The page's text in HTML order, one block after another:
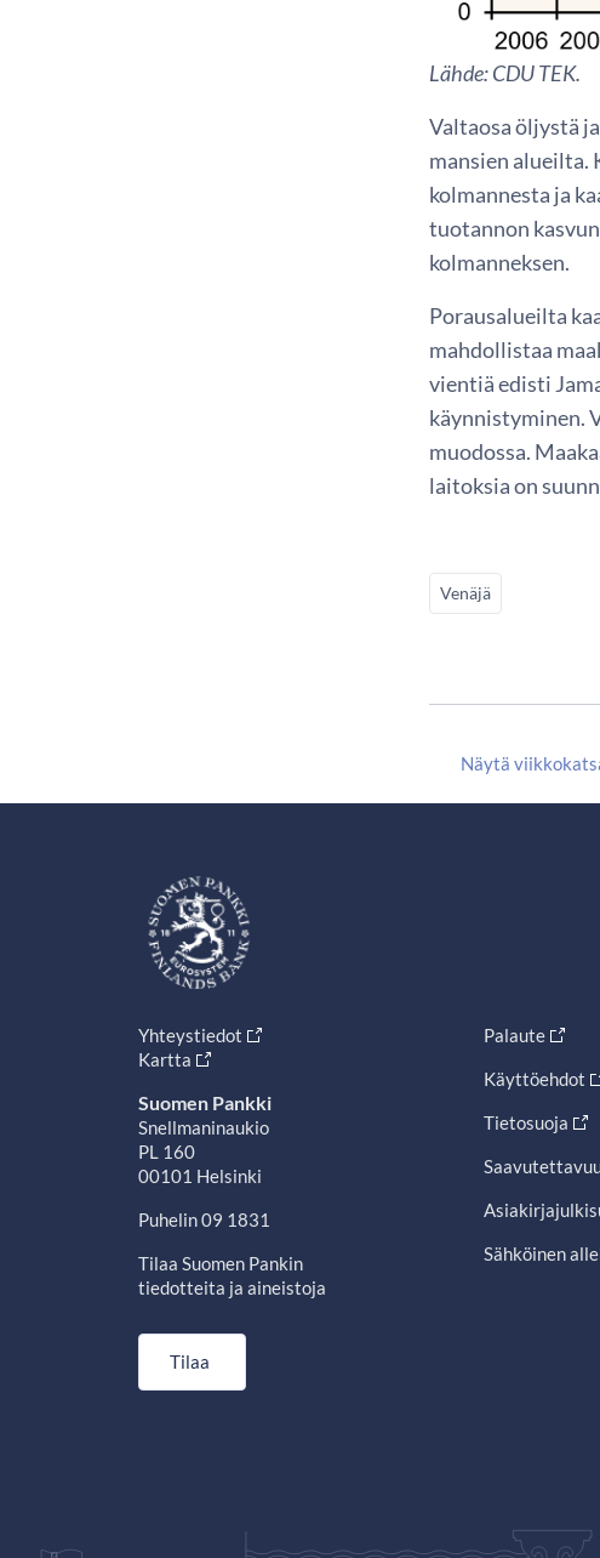
Lähde: CDU TEK.
Valtaosa öljystä
mansien alueilta.
kolmannesta ja
tuotannon
kolmanneksen.
Porausalueilta
mahdollistaa
vientiä edisti
käynnistyminen.
muodossa.
laitoksia on
Venäjä
Näytä
Yhteystiedot
Kartta
Suomen Pankki
Snellmaninaukio
PL 160
00101 Helsinki
Puhelin 09 1831
Tilaa Suomen Pankin
tiedotteita ja aineistoja
Tilaa
Palaute
Käyttöehdot
Tietosuoja
Sähköinen